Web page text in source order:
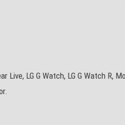
Live, LG G Watch, LG G Watch R,